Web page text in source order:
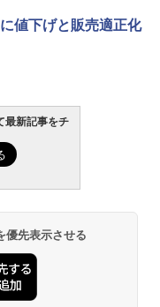
値下げと販売適正化
最新記事をチ
優先表示させる